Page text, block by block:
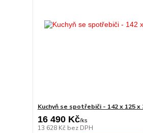
Kuchyň se spotřebiči - 142 x 125 x
16 490 Kč/ks
13 628 Kč bez DPH